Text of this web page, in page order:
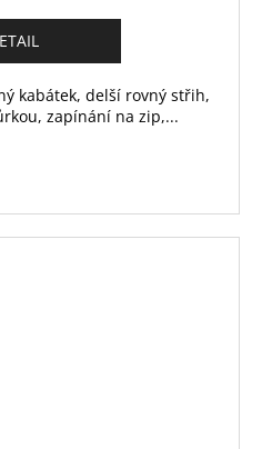
kabátek, delší rovný střih,
zapínání na zip,...